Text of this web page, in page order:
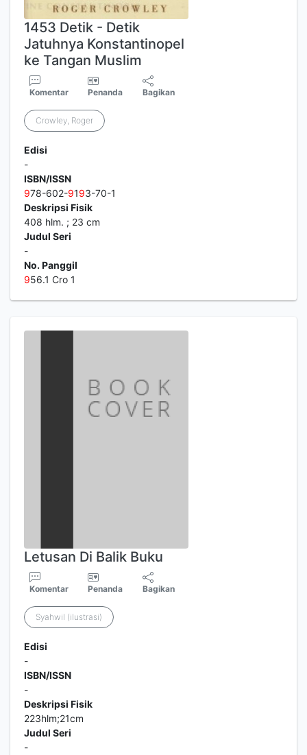
1453 Detik - Detik
Jatuhnya Konstantinopel
ke Tangan Muslim
Komentar Penanda Bagikan
Crowley, Roger
Edisi
-
ISBN/ISSN
978-602-9193-70-1
Deskripsi Fisik
408 hlm. ; 23 cm
Judul Seri
-
No. Panggil
956.1 Cro 1
Letusan Di Balik Buku
Komentar Penanda Bagikan
Syahwil (ilustrasi)
Edisi
-
ISBN/ISSN
-
Deskripsi Fisik
223hlm;21cm
Judul Seri
-